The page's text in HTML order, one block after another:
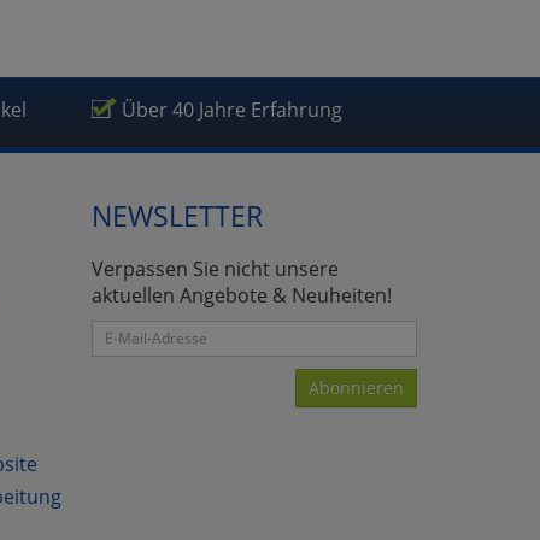
Über 40 Jahre Erfahrung
NEWSLETTER
Verpassen Sie nicht unsere
aktuellen Angebote & Neuheiten!
Abonnieren